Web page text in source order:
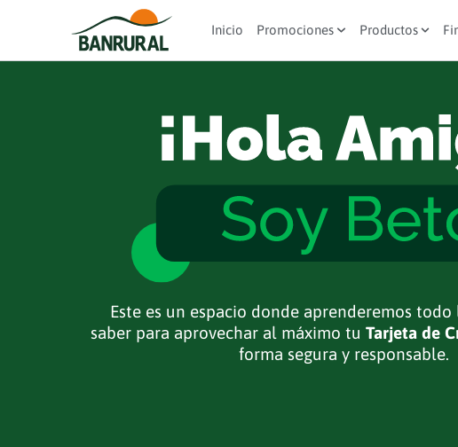
Inicio Promociones Productos
Este es un espacio donde aprenderemos
saber para aprovechar al máximo tu Tarjeta de
forma segura y responsable.